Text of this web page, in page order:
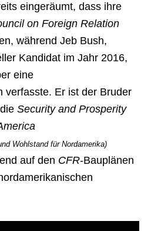
eingeräumt, dass ihre
on Foreign Relation
während Jeb Bush,
Kandidat im Jahr 2016,
eine
verfasste. Er ist der Bruder
Security and Prosperity
Wohlstand für Nordamerika)
auf den CFR-Bauplänen